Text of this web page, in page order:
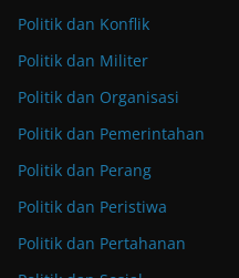
Politik dan Konflik
Politik dan Militer
Politik dan Organisasi
Politik dan Pemerintahan
Politik dan Perang
Politik dan Peristiwa
Politik dan Pertahanan